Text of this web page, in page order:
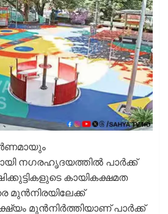
​ന​ഗരഹൃദയത്തിൽ പാർക്ക്
കായികക്ഷമത
മുൻനിരയിലേക്ക്
മുൻനിർത്തിയാണ് പാർക്ക്